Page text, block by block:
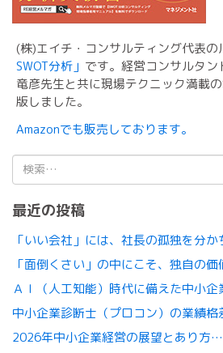
(株)エイチ・コンサルティング代表の
SWOT分析」 です。経営コンサルタ
竜彦先生と共に現場テクニック満載
版しました。
Amazonでも販売しております。
検
索:
最近の投稿
「いい会社」には、社長の孤独を分
「面倒くさい」の中にこそ、独自の
ＡＩ（人工知能）時代に備えた中小
中小企業診断士（プロコン）の業績格
2026年中小企業経営の展望とあり方…